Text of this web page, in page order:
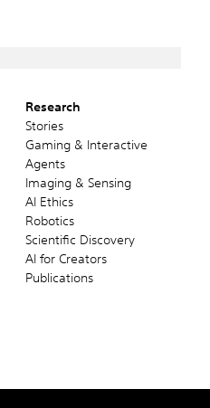
Research
Stories
Gaming & Interactive
Agents
Imaging & Sensing
AI Ethics
Robotics
Scientific Discovery
AI for Creators
Publications